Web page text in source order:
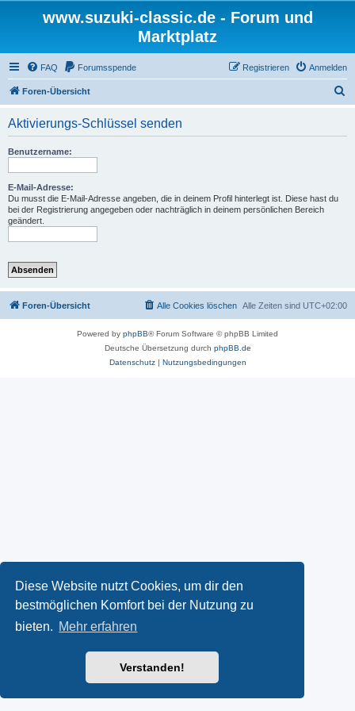
Diese Website nutzt Cookies, um dir den
bestmöglichen Komfort bei der Nutzung zu
bieten. Mehr erfahren
Verstanden!
www.suzuki-classic.de - Forum und
Marktplatz
FAQ Forumsspende Anmelden
Registrieren
Foren-Übersicht
Aktivierungs-Schlüssel senden
Benutzername:
E-Mail-Adresse:
Du musst die E-Mail-Adresse angeben, die in deinem Profil hinterlegt ist. Diese hast du
bei der Registrierung angegeben oder nachträglich in deinem persönlichen Bereich
geändert.
Foren-Übersicht Alle Zeiten sind UTC+02:00
Alle Cookies löschen
Powered by phpBB® Forum Software © phpBB Limited
Deutsche Übersetzung durch phpBB.de
Datenschutz| Nutzungsbedingungen